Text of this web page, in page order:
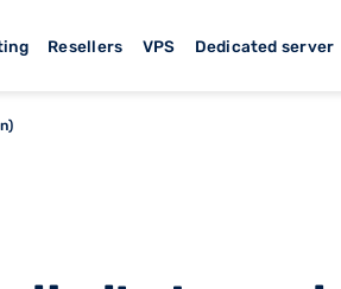
Resellers VPS Dedicated server